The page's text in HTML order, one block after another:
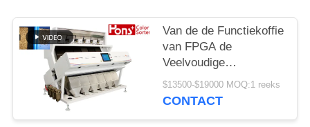
Van de de Functiekoffie
van FPGA de
Veelvoudige
Sorteermachine van de
de Bonenkleur
$13500-$19000 MOQ:1 reeks
CONTACT